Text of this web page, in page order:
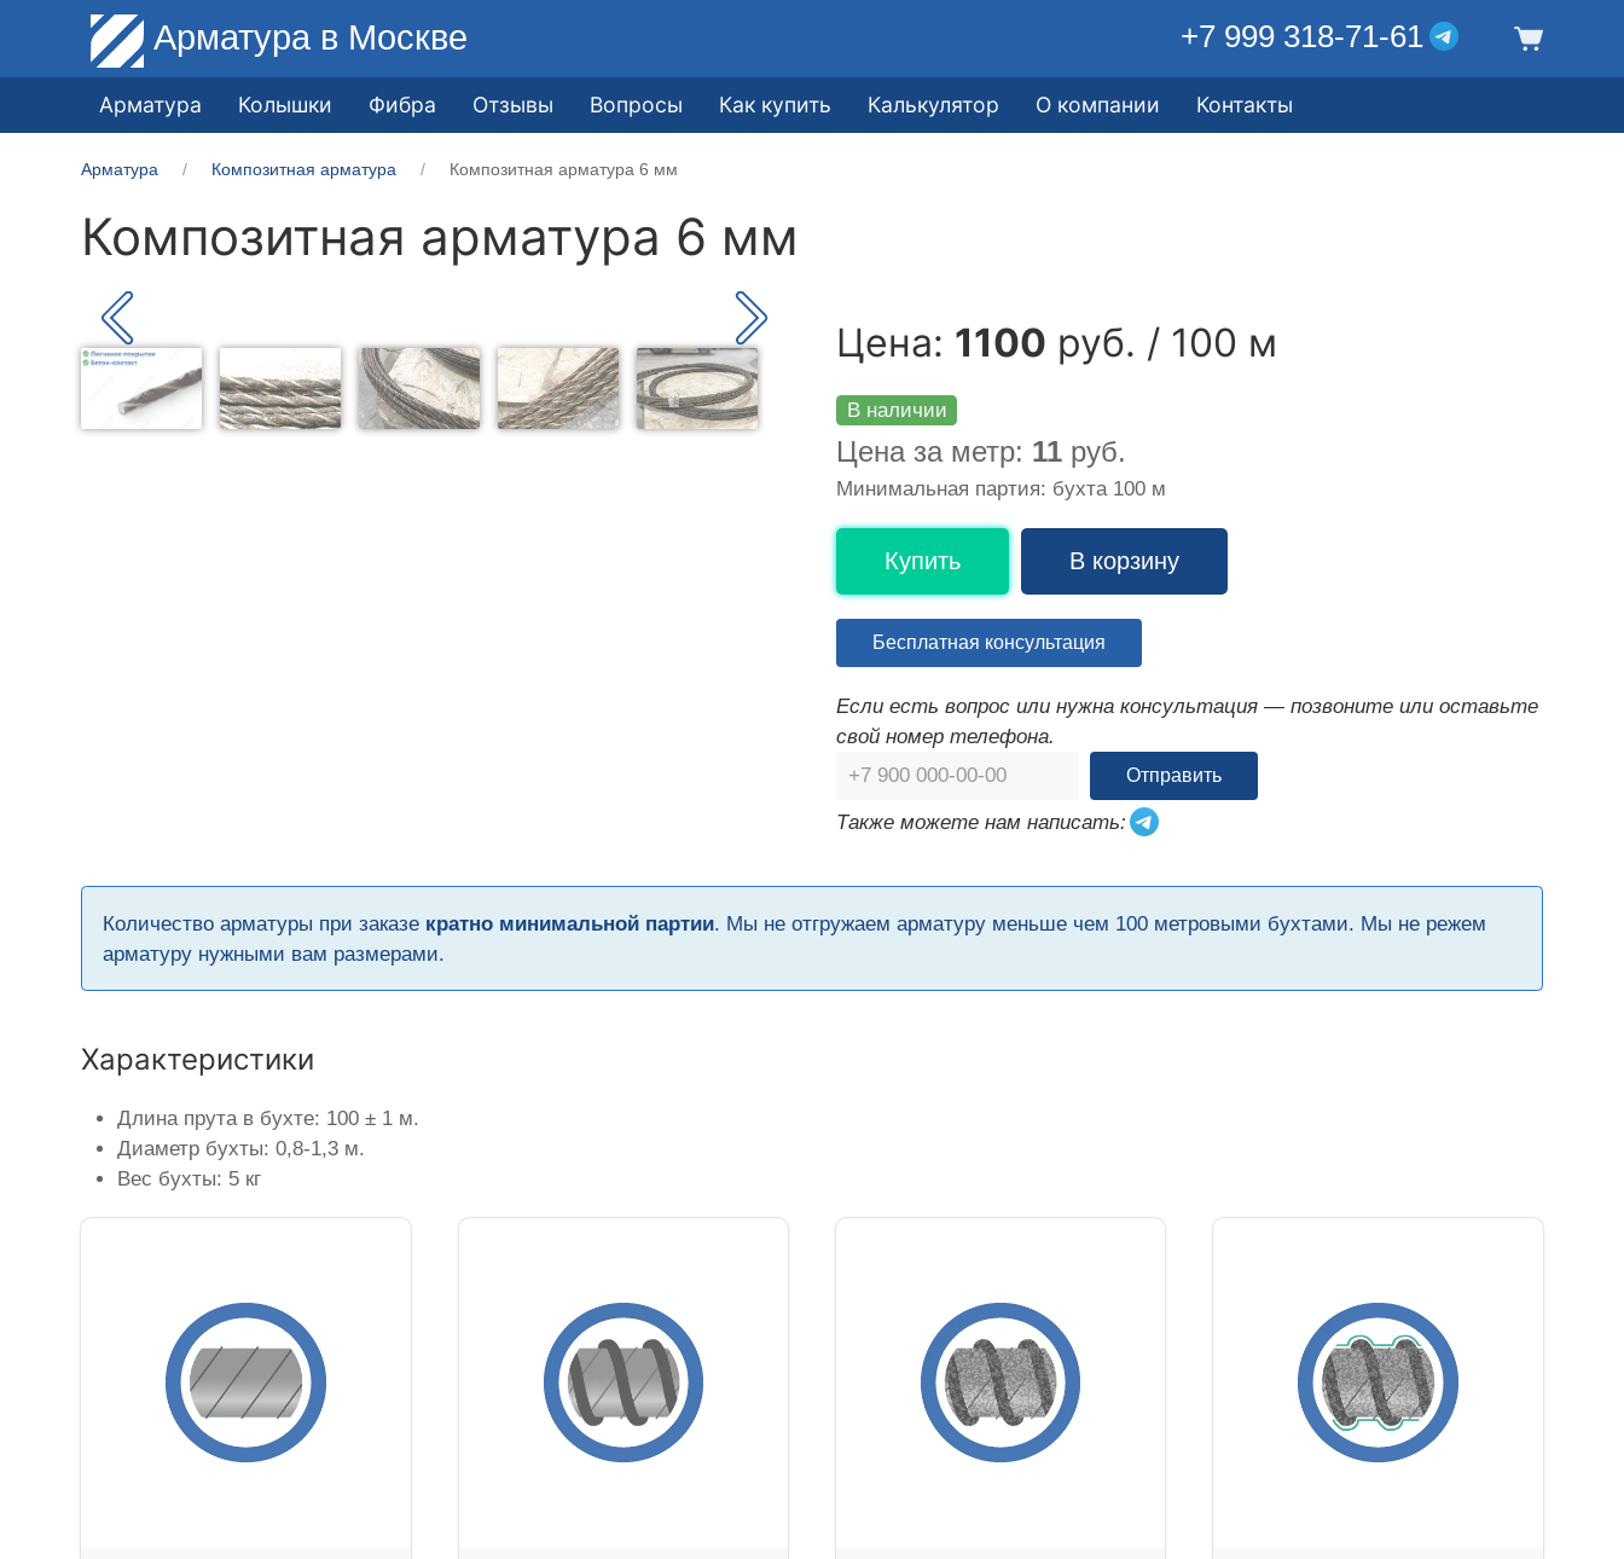
Арматура в Москве +7 999 318-71-61
Арматура Колышки Фибра Отзывы Вопросы Как купить Калькулятор О компании Контакты
Арматура Композитная арматура Композитная арматура 6 мм
Композитная арматура 6 мм
Цена: 1100 руб. / 100 м
В наличии
Цена за метр: 11 руб.
Минимальная партия: бухта 100 м
Купить В корзину
Бесплатная консультация
Если есть вопрос или нужна консультация — позвоните или оставьте
свой номер телефона.
Отправить
Также можете нам написать:
Количество арматуры при заказе кратно минимальной партии. Мы не отгружаем арматуру меньше чем 100 метровыми бухтами. Мы не режем
арматуру нужными вам размерами.
Характеристики
Длина прута в бухте: 100 ± 1 м.
Диаметр бухты: 0,8-1,3 м.
Вес бухты: 5 кг